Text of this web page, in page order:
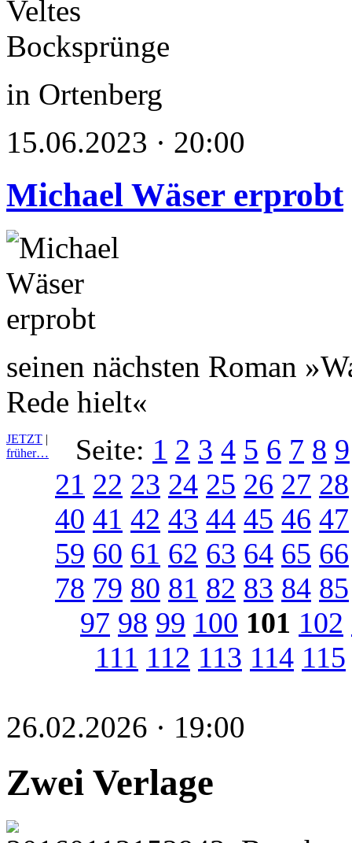
in Ortenberg
15.06.2023 · 20:00
Michael Wäser erprobt
seinen nächsten Roman
Rede hielt«
JETZT |
früher…
Seite: 1 2 3 4 5 6 7 8 9
21 22 23 24 25 26 27 28
40 41 42 43 44 45 46 47
59 60 61 62 63 64 65 66
78 79 80 81 82 83 84 85
97 98 99 100 101 102
111 112 113 114 115
26.02.2026 · 19:00
Zwei Verlage